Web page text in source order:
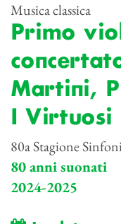
Musica classica
Primo
Martini,
I Virtuosi
80a Stagione
80 anni suonati
2024-2025